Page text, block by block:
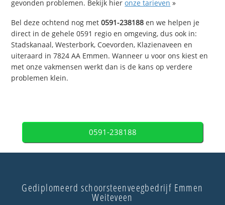
gevonden problemen. Bekijk hieronze tarieven »
Bel deze ochtend nog met0591-238188 en we helpen je
direct in de gehele 0591 regio en omgeving, dus ook in:
Stadskanaal, Westerbork, Coevorden, Klazienaveen en
uiteraard in 7824 AA Emmen. Wanneer u voor ons kiest en
met onze vakmensen werkt dan is de kans op verdere
problemen klein.
0591-238188
Gediplomeerd schoorsteenveegbedrijf Emmen
Weiteveen